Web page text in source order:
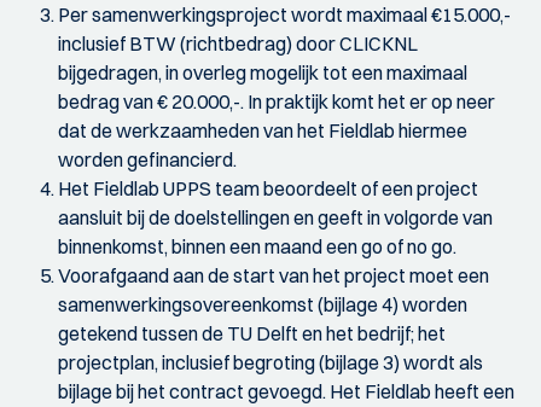
Per samenwerkingsproject wordt maximaal €15.000,-
inclusief BTW (richtbedrag) door CLICKNL
bijgedragen, in overleg mogelijk tot een maximaal
bedrag van € 20.000,-. In praktijk komt het er op neer
dat de werkzaamheden van het Fieldlab hiermee
worden gefinancierd.
Het Fieldlab UPPS team beoordeelt of een project
aansluit bij de doelstellingen en geeft in volgorde van
binnenkomst, binnen een maand een go of no go.
Voorafgaand aan de start van het project moet een
samenwerkingsovereenkomst (bijlage 4) worden
getekend tussen de TU Delft en het bedrijf; het
projectplan, inclusief begroting (bijlage 3) wordt als
bijlage bij het contract gevoegd. Het Fieldlab heeft een